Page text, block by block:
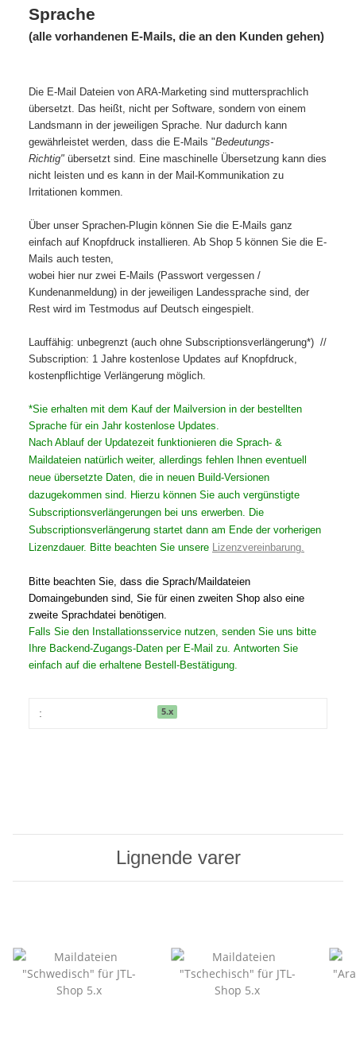
Sprache
(alle vorhandenen E-Mails, die an den Kunden gehen)
Die E-Mail Dateien von ARA-Marketing sind muttersprachlich
übersetzt. Das heißt, nicht per Software, sondern von einem
Landsmann in der jeweiligen Sprache. Nur dadurch kann
gewährleistet werden, dass die E-Mails "Bedeutungs-
Richtig" übersetzt sind. Eine maschinelle Übersetzung kann dies
nicht leisten und es kann in der Mail-Kommunikation zu
Irritationen kommen.
Über unser Sprachen-Plugin können Sie die E-Mails ganz
einfach auf Knopfdruck installieren. Ab Shop 5 können Sie die E-
Mails auch testen,
wobei hier nur zwei E-Mails (Passwort vergessen /
Kundenanmeldung) in der jeweiligen Landessprache sind, der
Rest wird im Testmodus auf Deutsch eingespielt.
Lauffähig: unbegrenzt (auch ohne Subscriptionsverlängerung*) //
Subscription: 1 Jahre kostenlose Updates auf Knopfdruck,
kostenpflichtige Verlängerung möglich.
*Sie erhalten mit dem Kauf der Mailversion in der bestellten
Sprache für ein Jahr kostenlose Updates.
Nach Ablauf der Updatezeit funktionieren die Sprach- &
Maildateien natürlich weiter, allerdings fehlen Ihnen eventuell
neue übersetzte Daten, die in neuen Build-Versionen
dazugekommen sind. Hierzu können Sie auch vergünstigte
Subscriptionsverlängerungen bei uns erwerben. Die
Subscriptionsverlängerung startet dann am Ende der vorherigen
Lizenzdauer. Bitte beachten Sie unsere Lizenzvereinbarung.
Bitte beachten Sie, dass die Sprach/Maildateien
Domaingebunden sind, Sie für einen zweiten Shop also eine
zweite Sprachdatei benötigen.
Falls Sie den Installationsservice nutzen, senden Sie uns bitte
Ihre Backend-Zugangs-Daten per E-Mail zu. Antworten Sie
einfach auf die erhaltene Bestell-Bestätigung.
: 5.x
Lignende varer